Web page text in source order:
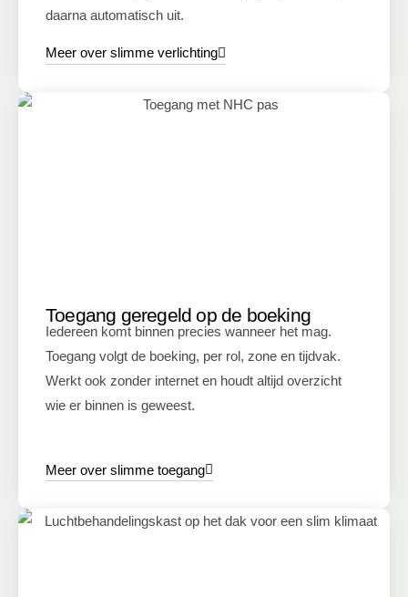
daarna automatisch uit.
Meer over slimme verlichting
Toegang geregeld op de boeking
Iedereen komt binnen precies wanneer het mag.
Toegang volgt de boeking, per rol, zone en tijdvak.
Werkt ook zonder internet en houdt altijd overzicht
wie er binnen is geweest.
Meer over slimme toegang